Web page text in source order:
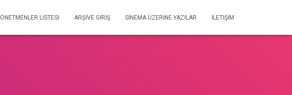
LISTESI ARŞIVE GIRIŞ SİNEMA ÜZERİNE YAZILAR İLETIŞIM